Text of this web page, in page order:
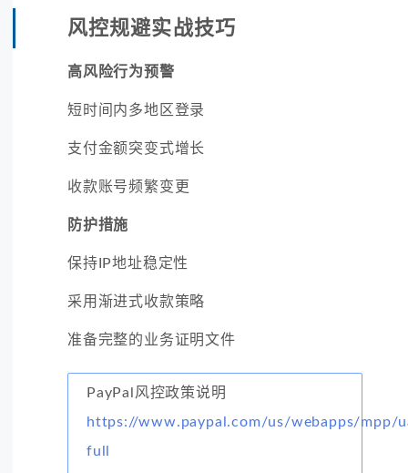
风控规避实战技巧
高风险行为预警
短时间内多地区登录
支付金额突变式增长
收款账号频繁变更
防护措施
保持IP地址稳定性
采用渐进式收款策略
准备完整的业务证明文件
PayPal风控政策说明
https://www.paypal.com/us/webapps/mpp/
full